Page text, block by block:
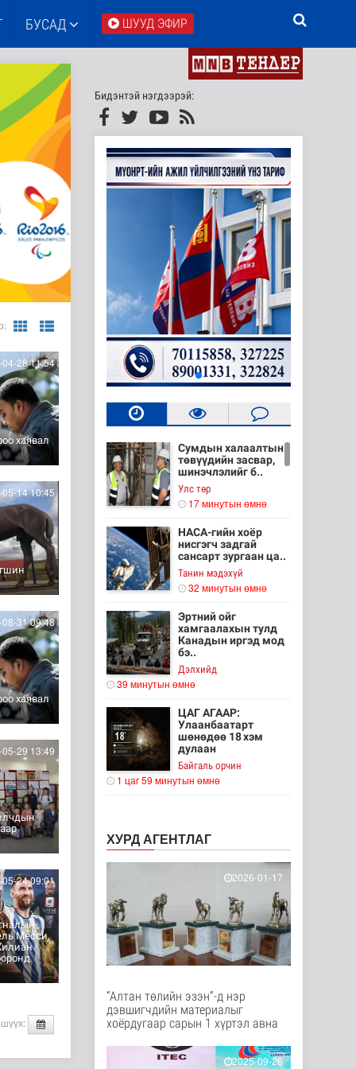
БУСАД ШУУД ЭФИР
хаявал
28 11:54
14 10:45
хаявал
31 09:48
29 13:49
Месси,
24 09:01
Бидэнтэй нэгдээрэй:
Сумдын халаалтын
төвүүдийн засвар,
шинэчлэлийг б..
Улс төр
17 минутын өмнө
НАСА-гийн хоёр
нисгэгч задгай
сансарт зургаан ца..
Танин мэдэхүй
32 минутын өмнө
Эртний ойг
хамгаалахын тулд
Канадын иргэд мод
бэ..
Дэлхийд
39 минутын өмнө
ЦАГ АГААР:
Улаанбаатарт
шөнөдөө 18 хэм
дулаан
Байгаль орчин
1 цаг 59 минутын өмнө
системээр да..
Нийгэм
Аялал жуулчлалын
компанийн
автомашиныг ШТС-
ууд х..
Улс төр
1 цаг 17 минутын өмнө
Японы эрдэмтэд
шүд дахин ургуулах
эмийг 2030 он ..
1 цаг 19 минутын өмнө
ХУРД АГЕНТЛАГ
2026-01-17
“Алтан төлийн эзэн”-д нэр
дэвшигчдийн материалыг
хоёрдугаар сарын 1 хүртэл авна
2025-09-26